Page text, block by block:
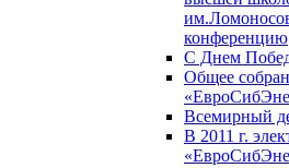
конференцию
С Днем
Общее
Всемирный
В 2011 г.